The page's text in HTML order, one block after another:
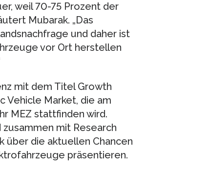
weil 70-75 Prozent der
Mubarak. „Das
und daher ist
vor Ort herstellen
mit dem Titel Growth
Vehicle Market, die am
MEZ stattfinden wird.
mit Research
über die aktuellen Chancen
präsentieren.